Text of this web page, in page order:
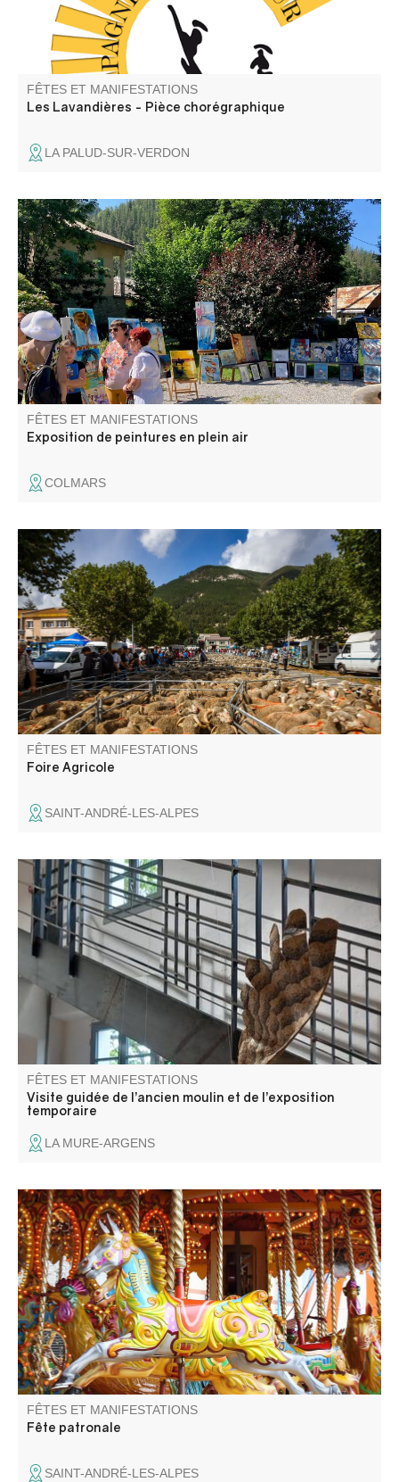
FÊTES ET MANIFESTATIONS
Les Lavandières - Pièce chorégraphique
LA PALUD-SUR-VERDON
Venez admirer les créations des artistes de l’association
ACA (art et créations artistiques du Haut Verdon) :
peintures et dessins aquarelles, huiles, pastels.
FÊTES ET MANIFESTATIONS
Exposition de peintures en plein air
COLMARS
Evénement incontournable ! La Foire Agricole, ce sont
250 exposants et 500 ovins, ânes et volailles, des stands
en tous genres (matériel agricole, vente d'animaux,
vêtements …) des démonstrations de matériel agricole et
des animations.
FÊTES ET MANIFESTATIONS
Foire Agricole
SAINT-ANDRÉ-LES-ALPES
Dans le cadre des journées européennes du patrimoine,
partez à la découverte de l’ancien moulin industriel en
visite guidée.
FÊTES ET MANIFESTATIONS
Visite guidée de l’ancien moulin et de l’exposition
temporaire
LA MURE-ARGENS
Fête patronale avec fête foraine., animations musicales,
spectacles, concours de pétanque et soirées dansantes.
FÊTES ET MANIFESTATIONS
Fête patronale
SAINT-ANDRÉ-LES-ALPES